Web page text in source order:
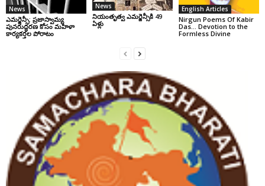
News
ఎమర్జెన్సీ: ప్రజాస్వామ్య
పునరుద్ధరణ కోసం మహిళా
కార్యకర్తల పోరాటం
News
నియంతృత్వ ఎమర్జెన్సీకి 49
ఏళ్లు
English Articles
Nirgun Poems Of Kabir
Das… Devotion to the
Formless Divine